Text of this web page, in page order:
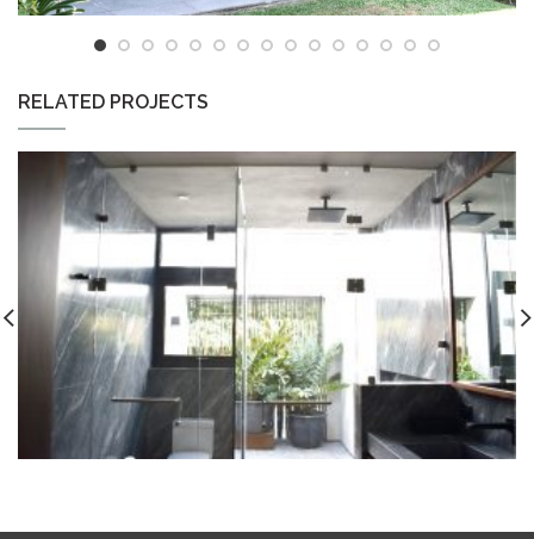
RELATED PROJECTS